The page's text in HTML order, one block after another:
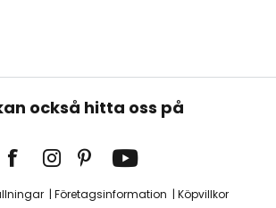
också hitta oss på
Företagsinformation
Köpvillkor